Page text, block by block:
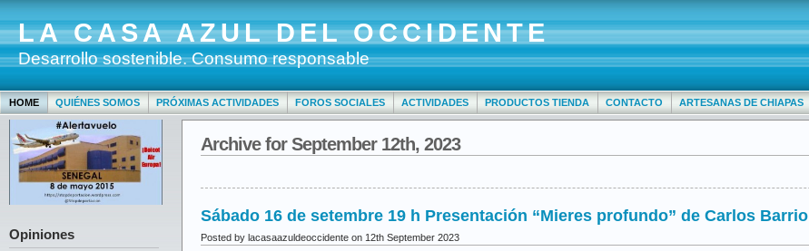
LA CASA AZUL DEL OCCIDENTE
Desarrollo sostenible. Consumo responsable
HOME QUIÉNES SOMOS PRÓXIMAS ACTIVIDADES FOROS SOCIALES ACTIVIDADES PRODUCTOS TIENDA CONTACTO ARTESANAS DE CHIAPAS
Opiniones
Archive for September 12th, 2023
Sábado 16 de setembre 19 h Presentación “Mieres profundo” de Carlos Barrio
Posted by lacasaazuldeoccidente on 12th September 2023